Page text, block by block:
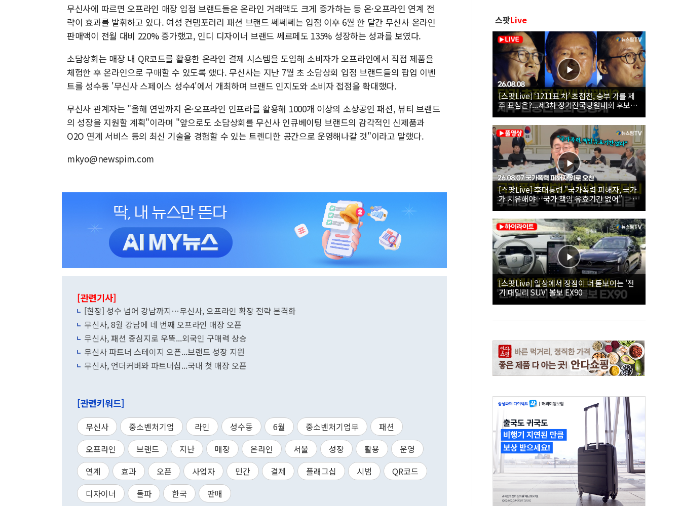
무신사에 따르면 오프라인 매장 입점 브랜드들은 온라인 거래액도 크게 증가하는 등 온·오프라인 연계 전
략이 효과를 발휘하고 있다. 여성 컨템포러리 패션 브랜드 쎄쎄쎄는 입점 이후 6월 한 달간 무신사 온라인
판매액이 전월 대비 220% 증가했고, 인디 디자이너 브랜드 쎄르페도 135% 성장하는 성과를 보였다.
소담상회는 매장 내 QR코드를 활용한 온라인 결제 시스템을 도입해 소비자가 오프라인에서 직접 제품을
체험한 후 온라인으로 구매할 수 있도록 했다. 무신사는 지난 7월 초 소담상회 입점 브랜드들의 팝업 이벤
트를 성수동 '무신사 스페이스 성수4'에서 개최하며 브랜드 인지도와 소비자 접점을 확대했다.
무신사 관계자는 "올해 연말까지 온·오프라인 인프라를 활용해 1000개 이상의 소상공인 패션, 뷰티 브랜드
의 성장을 지원할 계획"이라며 "앞으로도 소담상회를 무신사 인큐베이팅 브랜드의 감각적인 신제품과
O2O 연계 서비스 등의 최신 기술을 경험할 수 있는 트렌디한 공간으로 운영해나갈 것"이라고 말했다.
mkyo@newspim.com
[관련기사]
[현장] 성수 넘어 강남까지…무신사, 오프라인 확장 전략 본격화
무신사, 8월 강남에 네 번째 오프라인 매장 오픈
무신사, 패션 중심지로 우뚝...외국인 구매력 상승
무신사 파트너 스테이지 오픈...브랜드 성장 지원
무신사, 언더커버와 파트너십...국내 첫 매장 오픈
[관련키워드]
무신사 중소벤처기업 라인 성수동 6월 중소벤처기업부
패션
오프라인
브랜드 지난 매장 온라인 서울 성장 활용
운영
연계
효과 오픈 사업자 민간 결제 플래그십 시범
QR코드
디자이너
돌파 한국 판매
스팟Live
[스팟Live] ‘1211표 차’ 초접전, 승부 가를 제
주 표심은?...제3차 정기전국당원대회 후보자
제주 합동연설회 생중계 | 26.08.08
[스팟Live] 李대통령 "국가폭력 피해자, 국가
가 치유해야…국가 책임 유효기간 없어"｜
26.08.07 국가폭력 피해자 위로 오찬
[스팟Live] 일상에서 장점이 더 돋보이는 '전
기 패밀리 SUV' 볼보 EX90